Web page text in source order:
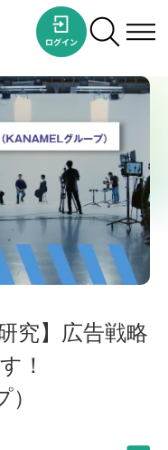
究】広告戦略
！